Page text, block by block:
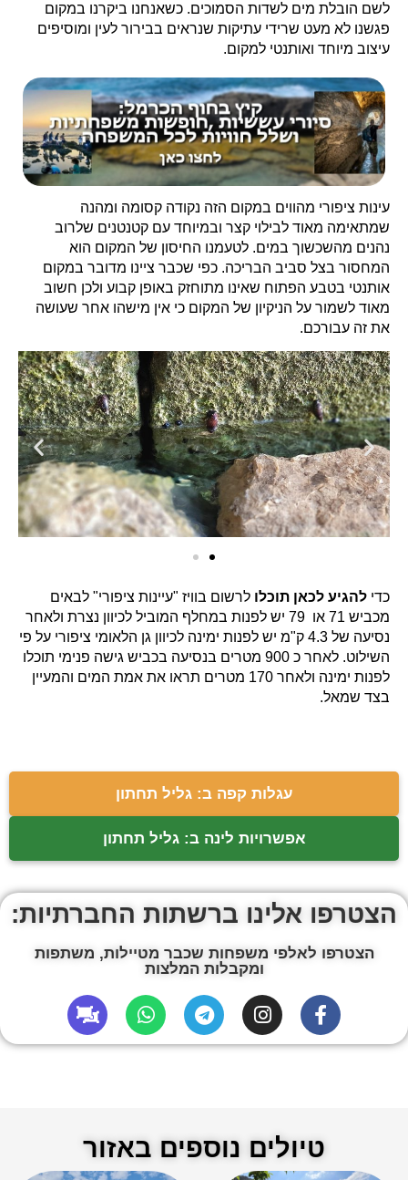
לשם הובלת מים לשדות הסמוכים. כשאנחנו ביקרנו במקום
פגשנו לא מעט שרידי עתיקות שנראים בבירור לעין ומוסיפים
עיצוב מיוחד ואותנטי למקום.
עינות ציפורי מהווים במקום הזה נקודה קסומה ומהנה
שמתאימה מאוד לבילוי קצר ובמיוחד עם קטנטנים שלרוב
נהנים מהשכשוך במים. לטעמנו החיסון של המקום הוא
המחסור בצל סביב הבריכה. כפי שכבר ציינו מדובר במקום
אותנטי בטבע הפתוח שאינו מתוחזק באופן קבוע ולכן חשוב
מאוד לשמור על הניקיון של המקום כי אין מישהו אחר שעושה
את זה עבורכם.
כדי להגיע לכאן תוכלו לרשום בוויז "עיינות ציפורי" לבאים
מכביש 71 או 79 יש לפנות במחלף המוביל לכיוון נצרת ולאחר
נסיעה של 4.3 ק"מ יש לפנות ימינה לכיוון גן הלאומי ציפורי על פי
השילוט. לאחר כ 900 מטרים בנסיעה בכביש גישה פנימי תוכלו
לפנות ימינה ולאחר 170 מטרים תראו את אמת המים והמעיין
בצד שמאל.
עגלות קפה ב: גליל תחתון
אפשרויות לינה ב: גליל תחתון
הצטרפו אלינו ברשתות החברתיות:
הצטרפו לאלפי משפחות שכבר מטיילות, משתפות
ומקבלות המלצות
טיולים נוספים באזור